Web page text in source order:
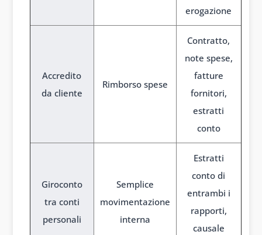
erogazione
Accredito
da cliente
Rimborso spese
Contratto,
note spese,
fatture
fornitori,
estratti
conto
Giroconto
tra conti
personali
Semplice
movimentazione
interna
Estratti
conto di
entrambi i
rapporti,
causale